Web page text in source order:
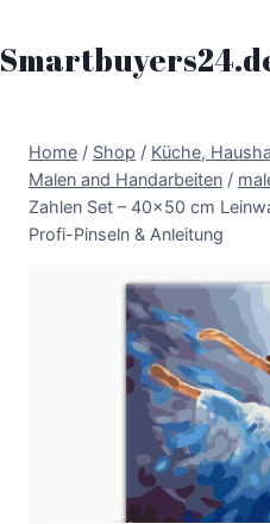
Inhalt
springen
Home / Shop / Küche,
Malen and Handarbeiten /
Zahlen Set – 40×50 cm
Profi-Pinseln & Anleitung